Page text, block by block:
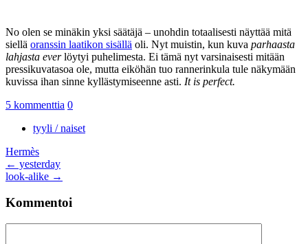
No olen se minäkin yksi säätäjä – unohdin totaalisesti näyttää mitä
siellä oranssin laatikon sisällä oli. Nyt muistin, kun kuva parhaasta
lahjasta everlöytyi puhelimesta. Ei tämä nyt varsinaisesti mitään
pressikuvatasoa ole, mutta eiköhän tuo rannerinkula tule näkymään
kuvissa ihan sinne kyllästymiseenne asti. It is perfect.
5 kommenttia 0
tyyli / naiset
Hermès
Artikkelien
selaus
← yesterday
look-alike →
Kommentoi